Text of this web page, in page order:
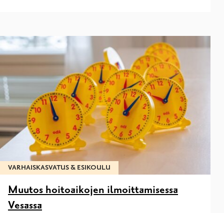
VARHAISKASVATUS & ESIKOULU
Muutos hoitoaikojen ilmoittamisessa
Vesassa